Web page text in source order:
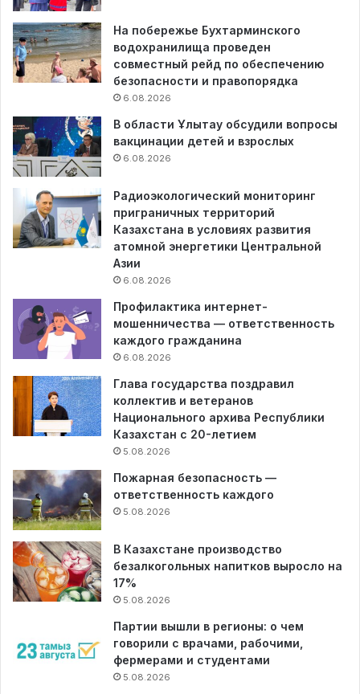
На побережье Бухтарминского
водохранилища проведен
совместный рейд по обеспечению
безопасности и правопорядка
6.08.2026
В области Ұлытау обсудили вопросы
вакцинации детей и взрослых
6.08.2026
Радиоэкологический мониторинг
приграничных территорий
Казахстана в условиях развития
атомной энергетики Центральной
Азии
6.08.2026
Профилактика интернет-
мошенничества — ответственность
каждого гражданина
6.08.2026
Глава государства поздравил
коллектив и ветеранов
Национального архива Республики
Казахстан с 20-летием
5.08.2026
Пожарная безопасность —
ответственность каждого
5.08.2026
В Казахстане производство
безалкогольных напитков выросло на
17%
5.08.2026
Партии вышли в регионы: о чем
говорили с врачами, рабочими,
фермерами и студентами
5.08.2026